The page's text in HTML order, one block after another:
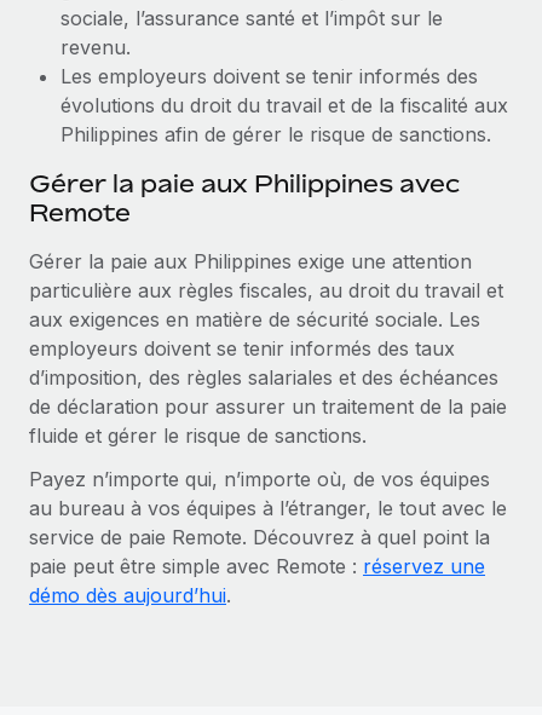
sociale, l’assurance santé et l’impôt sur le
revenu.
Les employeurs doivent se tenir informés des
évolutions du droit du travail et de la fiscalité aux
Philippines afin de gérer le risque de sanctions.
Gérer la paie aux Philippines avec
Remote
Gérer la paie aux Philippines exige une attention
particulière aux règles fiscales, au droit du travail et
aux exigences en matière de sécurité sociale. Les
employeurs doivent se tenir informés des taux
d’imposition, des règles salariales et des échéances
de déclaration pour assurer un traitement de la paie
fluide et gérer le risque de sanctions.
Payez n’importe qui, n’importe où, de vos équipes
au bureau à vos équipes à l’étranger, le tout avec le
service de paie Remote. Découvrez à quel point la
paie peut être simple avec Remote : réservez une
démo dès aujourd’hui.